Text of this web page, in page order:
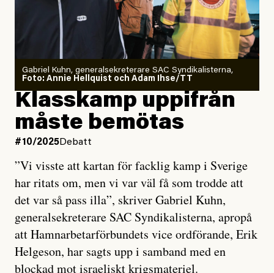
Gabriel Kuhn, generalsekreterare SAC Syndikalisterna,
Foto: Annie Hellquist och Adam Ihse/TT
Klasskamp uppifrån
måste bemötas
#10/2025Debatt
”Vi visste att kartan för facklig kamp i Sverige
har ritats om, men vi var väl få som trodde att
det var så pass illa”, skriver Gabriel Kuhn,
generalsekreterare SAC Syndikalisterna, apropå
att Hamnarbetarförbundets vice ordförande, Erik
Helgeson, har sagts upp i samband med en
blockad mot israeliskt krigsmateriel.